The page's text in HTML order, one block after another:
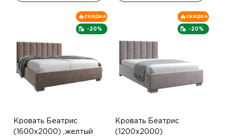
-20%
СКИДКА
Кровать Беатрис
(1600х2000) ,желтый
-20%
СКИДКА
Кровать Беатрис
(1200х2000)